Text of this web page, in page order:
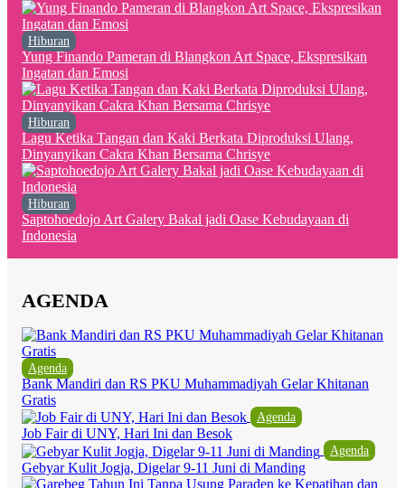
Hiburan
Yung Finando Pameran di Blangkon Art Space, Ekspresikan
Ingatan dan Emosi
Hiburan
Lagu Ketika Tangan dan Kaki Berkata Diproduksi Ulang,
Dinyanyikan Cakra Khan Bersama Chrisye
Hiburan
Saptohoedojo Art Galery Bakal jadi Oase Kebudayaan di
Indonesia
AGENDA
Agenda
Bank Mandiri dan RS PKU Muhammadiyah Gelar Khitanan
Gratis
Agenda
Job Fair di UNY, Hari Ini dan Besok
Agenda
Gebyar Kulit Jogja, Digelar 9-11 Juni di Manding